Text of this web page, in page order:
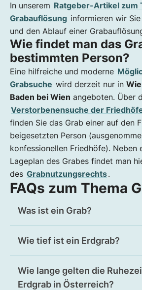
In unserem Ratgeber-Artikel zum
Grabauflösung informieren wir
und den Ablauf einer
Wie findet man das
bestimmten Person?
Eine hilfreiche und moderne
Grabsuche wird derzeit nur in
Baden bei Wien angeboten. Über
Verstorbenensuche der
finden Sie das Grab einer auf den
beigesetzten Person
konfessionellen Friedhöfe). Neben
Lageplan des Grabes findet man
des Grabnutzungsrechts.
FAQs zum Thema
Was ist ein Grab?
Wie tief ist ein Erdgrab?
Wie lange gelten die
Erdgrab in Österreich?